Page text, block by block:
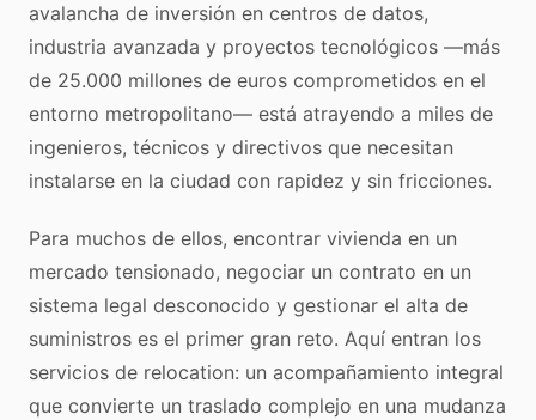
avalancha de inversión en centros de datos,
industria avanzada y proyectos tecnológicos —más
de 25.000 millones de euros comprometidos en el
entorno metropolitano— está atrayendo a miles de
ingenieros, técnicos y directivos que necesitan
instalarse en la ciudad con rapidez y sin fricciones.
Para muchos de ellos, encontrar vivienda en un
mercado tensionado, negociar un contrato en un
sistema legal desconocido y gestionar el alta de
suministros es el primer gran reto. Aquí entran los
servicios de relocation: un acompañamiento integral
que convierte un traslado complejo en una mudanza